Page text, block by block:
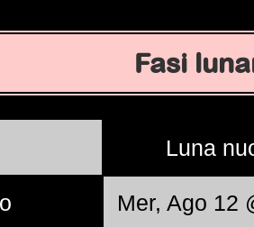
Fasi
Luna
Mer, Ago 12